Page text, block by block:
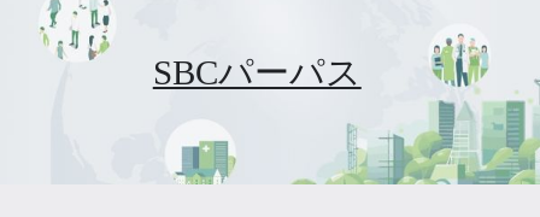
SBCパーパス